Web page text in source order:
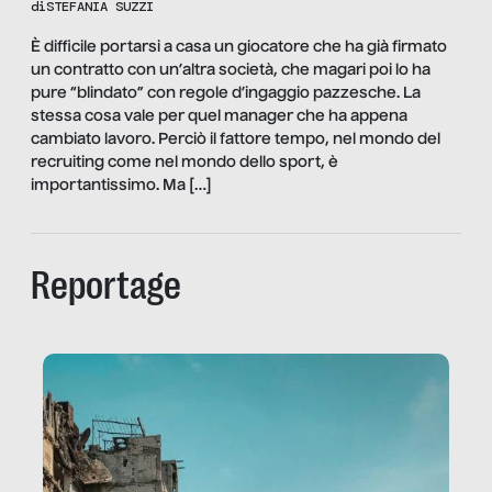
diSTEFANIA SUZZI
È difficile portarsi a casa un giocatore che ha già firmato
un contratto con un’altra società, che magari poi lo ha
pure “blindato” con regole d’ingaggio pazzesche. La
stessa cosa vale per quel manager che ha appena
cambiato lavoro. Perciò il fattore tempo, nel mondo del
recruiting come nel mondo dello sport, è
importantissimo. Ma […]
Reportage